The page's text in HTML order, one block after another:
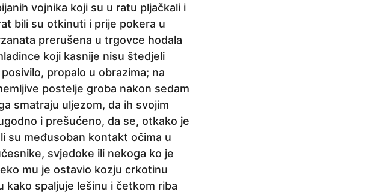
vojnika koji su u ratu pljačkali i
bili su otkinuti i prije pokera u
prerušena u trgovce hodala
koji kasnije nisu štedjeli
propalo u obrazima; na
postelje groba nakon sedam
smatraju uljezom, da ih svojim
i prešućeno, da se, otkako je
su međusoban kontakt očima u
svjedoke ili nekoga ko je
mu je ostavio kozju crkotinu
kako spaljuje lešinu i četkom riba